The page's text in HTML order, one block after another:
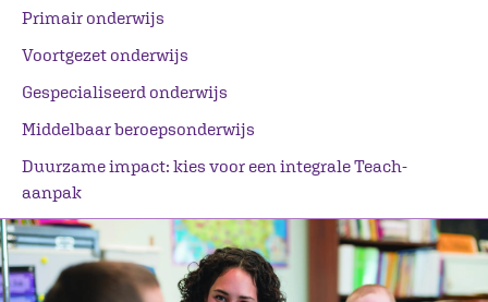
Primair onderwijs
Voortgezet onderwijs
Gespecialiseerd onderwijs
Middelbaar beroepsonderwijs
Duurzame impact: kies voor een integrale Teach-
aanpak